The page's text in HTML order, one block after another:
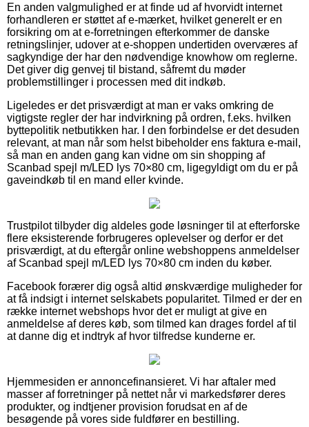
En anden valgmulighed er at finde ud af hvorvidt internet
forhandleren er støttet af e-mærket, hvilket generelt er en
forsikring om at e-forretningen efterkommer de danske
retningslinjer, udover at e-shoppen undertiden overværes af
sagkyndige der har den nødvendige knowhow om reglerne.
Det giver dig genvej til bistand, såfremt du møder
problemstillinger i processen med dit indkøb.
Ligeledes er det prisværdigt at man er vaks omkring de
vigtigste regler der har indvirkning på ordren, f.eks. hvilken
byttepolitik netbutikken har. I den forbindelse er det desuden
relevant, at man når som helst bibeholder ens faktura e-mail,
så man en anden gang kan vidne om sin shopping af
Scanbad spejl m/LED lys 70×80 cm, ligegyldigt om du er på
gaveindkøb til en mand eller kvinde.
Trustpilot tilbyder dig aldeles gode løsninger til at efterforske
flere eksisterende forbrugeres oplevelser og derfor er det
prisværdigt, at du eftergår online webshoppens anmeldelser
af Scanbad spejl m/LED lys 70×80 cm inden du køber.
Facebook forærer dig også altid ønskværdige muligheder for
at få indsigt i internet selskabets popularitet. Tilmed er der en
række internet webshops hvor det er muligt at give en
anmeldelse af deres køb, som tilmed kan drages fordel af til
at danne dig et indtryk af hvor tilfredse kunderne er.
Hjemmesiden er annoncefinansieret. Vi har aftaler med
masser af forretninger på nettet når vi markedsfører deres
produkter, og indtjener provision forudsat en af de
besøgende på vores side fuldfører en bestilling.